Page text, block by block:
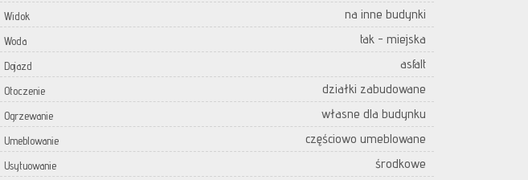
Widok na inne budynki
Woda tak - miejska
Dojazd asfalt
Otoczenie działki zabudowane
Ogrzewanie własne dla budynku
Umeblowanie częściowo umeblowane
Usytuowanie środkowe